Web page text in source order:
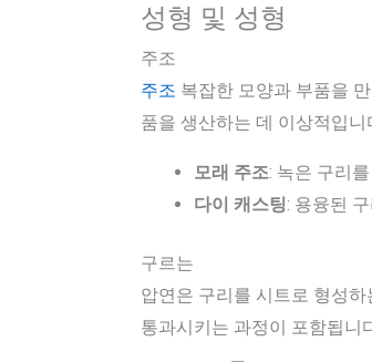
성형 및 성형
주조
주조 복잡한 모양과 부품을
품을 생산하는 데 이상적입니
모래 주조: 녹은 구리
다이 캐스팅: 용융된
구르는
압연은 구리를 시트로 형성
통과시키는 과정이 포함됩니